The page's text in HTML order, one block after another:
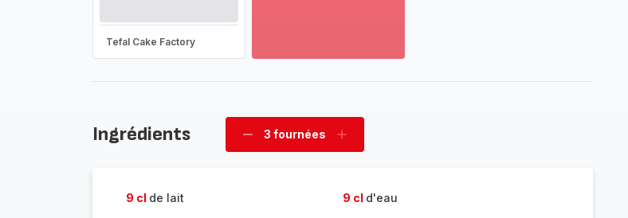
Tefal Cake Factory
la
Ingrédients
Supprimer
3 fournées
Ajouter
9 cl de lait 9 cl d'eau